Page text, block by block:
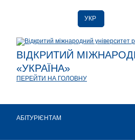
УКР
ENG
ВІДКРИТИЙ
«УКРАЇНА»
ПЕРЕЙТИ НА ГОЛОВНУ
АБІТУРІЄНТАМ